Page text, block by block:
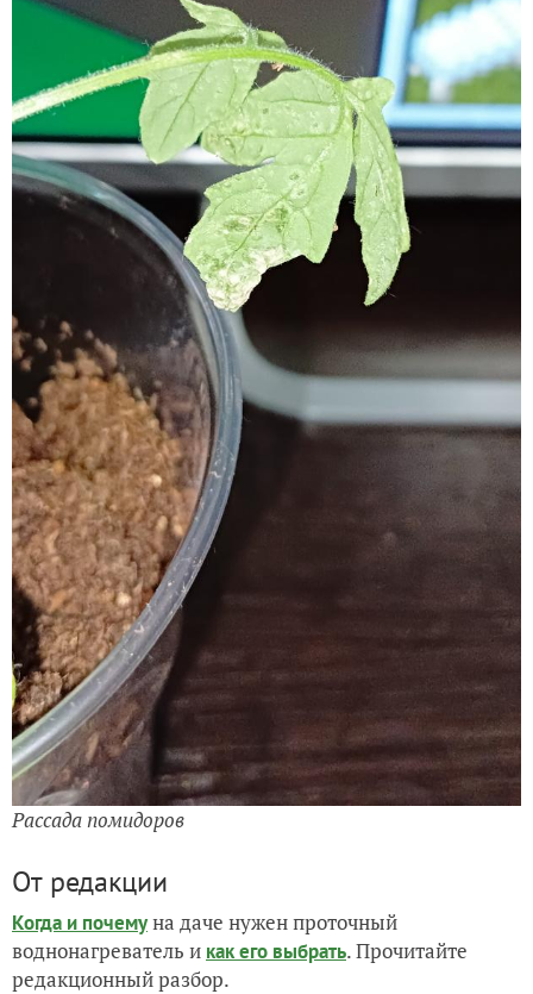
Рассада помидоров
От редакции
Когда и почемуна даче нужен проточный
воднонагреватель и как его выбрать. Прочитайте
редакционный разбор.